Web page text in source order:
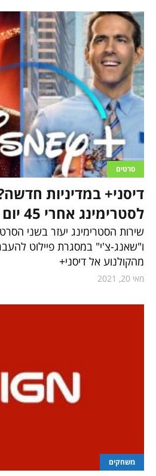
סרטים
דיסני+ במדיניות
לסטרימינג אחרי 45 יום בקולנוע
שירות הסטרימינג יעזר בשני
ו"שאנג-צ'י" במסגרת פיילוט
מהקולנוע אל דיסני+
מאי 20, 2021
משחקים